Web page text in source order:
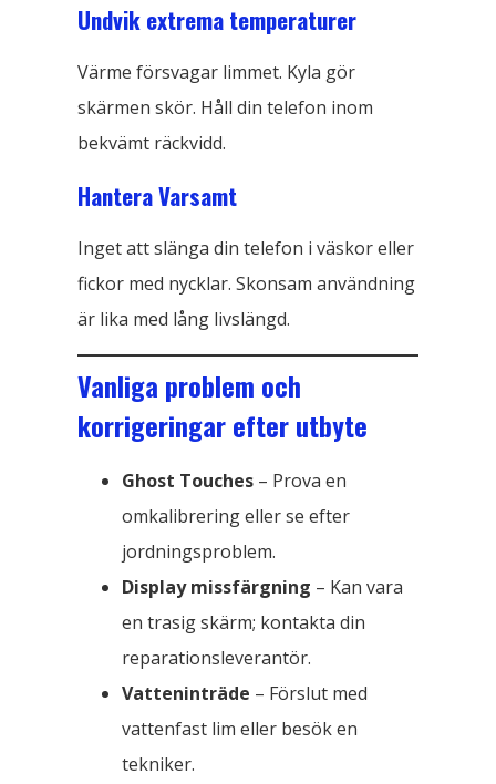
Undvik extrema temperaturer
Värme försvagar limmet. Kyla gör
skärmen skör. Håll din telefon inom
bekvämt räckvidd.
Hantera Varsamt
Inget att slänga din telefon i väskor eller
fickor med nycklar. Skonsam användning
är lika med lång livslängd.
Vanliga problem och
korrigeringar efter utbyte
Ghost Touches – Prova en
omkalibrering eller se efter
jordningsproblem.
Display missfärgning – Kan vara
en trasig skärm; kontakta din
reparationsleverantör.
Vatteninträde – Förslut med
vattenfast lim eller besök en
tekniker.